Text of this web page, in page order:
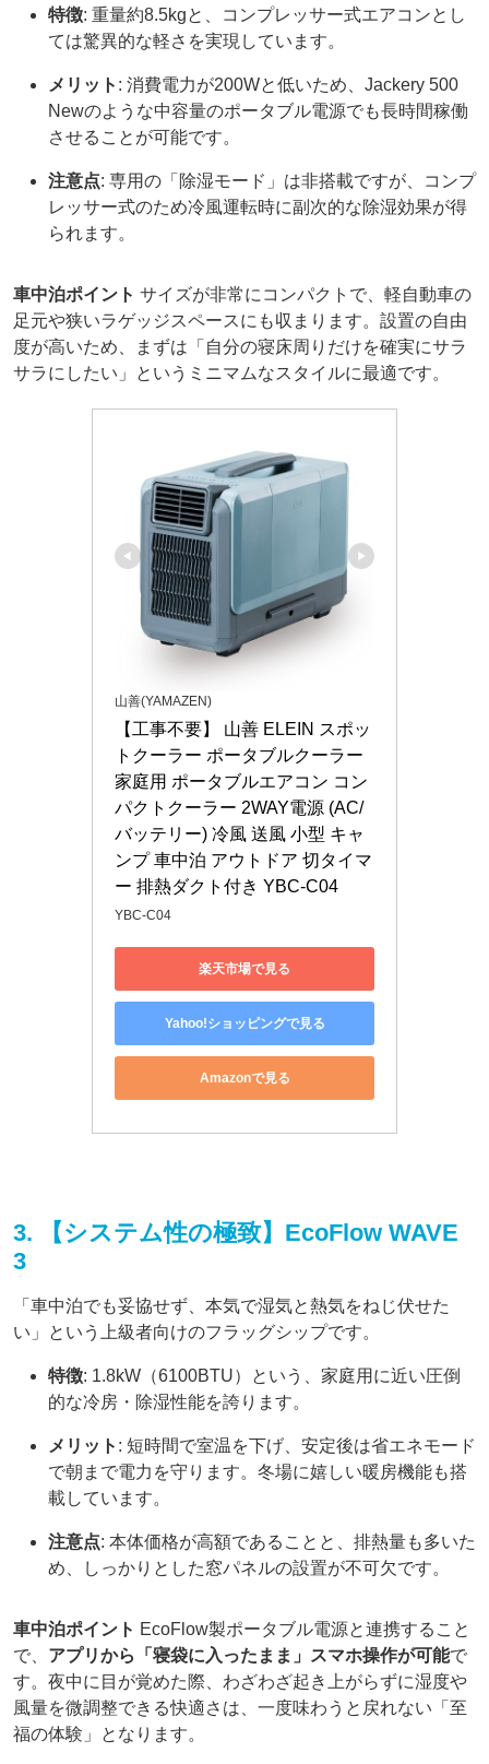
特徴: 重量約8.5kgと、コンプレッサー式エアコンとし
ては驚異的な軽さを実現しています。
メリット : 消費電力が200Wと低いため、Jackery 500
Newのような中容量のポータブル電源でも長時間稼働
させることが可能です。
注意点: 専用の「除湿モード」は非搭載ですが、コンプ
レッサー式のため冷風運転時に副次的な除湿効果が得
られます。
車中泊ポイント サイズが非常にコンパクトで、軽自動車の
足元や狭いラゲッジスペースにも収まります。設置の自由
度が高いため、まずは「自分の寝床周りだけを確実にサラ
サラにしたい」というミニマムなスタイルに最適です。
山善(YAMAZEN)
【工事不要】 山善 ELEIN スポッ
トクーラー ポータブルクーラー
家庭用 ポータブルエアコン コン
パクトクーラー 2WAY電源 (AC/
バッテリー) 冷風 送風 小型 キャ
ンプ 車中泊 アウトドア 切タイマ
ー 排熱ダクト付き YBC-C04
YBC-C04
楽天市場で見る
Yahoo!ショッピングで見る
Amazonで見る
3. 【システム性の極致】EcoFlow WAVE
3
「車中泊でも妥協せず、本気で湿気と熱気をねじ伏せた
い」という上級者向けのフラッグシップです。
特徴: 1.8kW（6100BTU）という、家庭用に近い圧倒
的な冷房・除湿性能を誇ります。
メリット : 短時間で室温を下げ、安定後は省エネモード
で朝まで電力を守ります。冬場に嬉しい暖房機能も搭
載しています。
注意点: 本体価格が高額であることと、排熱量も多いた
め、しっかりとした窓パネルの設置が不可欠です。
車中泊ポイント EcoFlow製ポータブル電源と連携すること
で、 アプリから「寝袋に入ったまま」スマホ操作が可能で
す。夜中に目が覚めた際、わざわざ起き上がらずに湿度や
風量を微調整できる快適さは、一度味わうと戻れない「至
福の体験」となります。